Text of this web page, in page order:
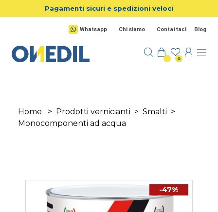
Salta al contenuto principale
Pagamenti sicuri e spedizioni veloci
Whatsapp Chi siamo Contattaci Blog
0
Home > Prodotti vernicianti > Smalti >
Monocomponenti ad acqua
-47%